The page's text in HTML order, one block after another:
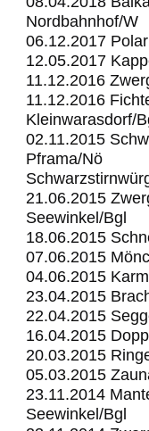
Nordbahnhof/W
06.12.2017
12.05.2017
11.12.2016
11.12.2016
Kleinwarasdorf/
02.11.2015
Pframa/Nö
21.06.2015
Seewinkel/Bgl
18.06.2015
07.06.2015
04.06.2015
23.04.2015
22.04.2015
16.04.2015
20.03.2015
05.03.2015
23.11.2014
Seewinkel/Bgl